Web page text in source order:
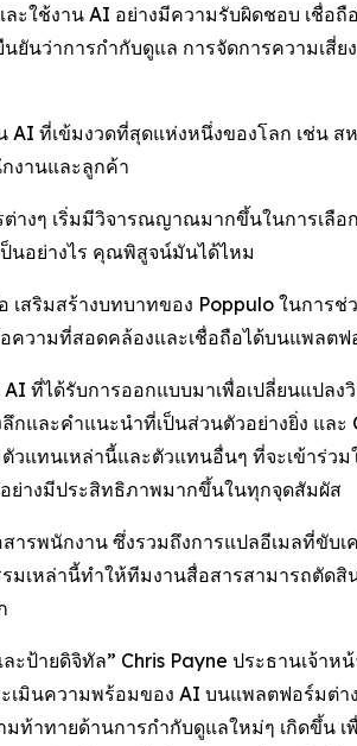
ช้งาน AI อย่างมีความรับผิดชอบ เชื่อถือ
ยันว่าการกำกับดูแล การจัดการความเสี่
ที่เข้มงวดที่สุดแห่งหนึ่งของโลก เช่น ส
งานและลูกค้า
างๆ เริ่มมีวิจารณญาณมากขึ้นในการเลื
ป็นอย่างไร คุณพิสูจน์มันได้ไหม
สริมสร้างบทบาทของ Poppulo ในการ
วามที่สอดคล้องและเชื่อถือได้บนแพลตฟ
ที่ได้รับการออกแบบมาเพื่อเปลี่ยนแปล
กและคำแนะนำที่เป็นส่วนตัวอย่างยิ่ง และ
แทนเหล่านี้และตัวแทนอื่นๆ ที่จะเข้าร่ว
ย่างมีประสิทธิภาพมากขึ้นในทุกจุดสัมผัส
ารพนักงาน ซึ่งรวมถึงการแปลอีเมลที่ขับ
หล่านี้ทำให้ทีมงานสื่อสารสามารถตัดสิ
ายดิจิทัล” Chris Payne ประธานเจ้าห
มินความพร้อมของ AI บนแพลตฟอร์มต่า
ท้าทายด้านการกำกับดูแลใหม่ๆ เกิดขึ้น